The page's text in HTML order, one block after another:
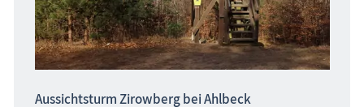
Aussichtsturm Zirowberg bei Ahlbeck